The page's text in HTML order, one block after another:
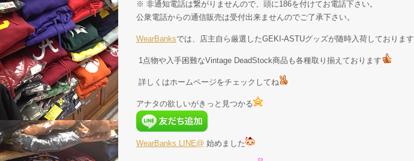
※ 非通知電話は繋がりませんので、頭に186を付けてお電話下さい。
公衆電話からの通信販売は受付出来ませんのでご了承下さい。
WearBanksでは、店主自ら厳選したGEKI-ASTUグッズが随時入荷しております
1点物や入手困難なVintage DeadStock商品も各種取り揃えております
詳しくはホームページをチェックしてね
アナタの欲しいがきっと見つかる
WearBanks LINE@ 始めました